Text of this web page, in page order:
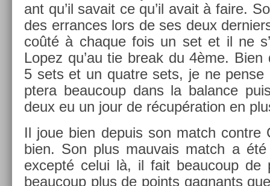
ant qu’il savait ce qu’il avait à faire.
des er­rances lors de ses deux
coûté à chaque fois un set et il ne
Lopez qu’au tie break du 4ème. Bien
5 sets et un quat­re sets, je ne
ptera be­aucoup dans la balan­ce
deux eu un jour de récupéra­tion en
Il joue bien de­puis son match con­tre
bien. Son plus mauvais match a
ex­cepté celui là, il fait be­aucoup de
be­aucoup plus de points gag­nants